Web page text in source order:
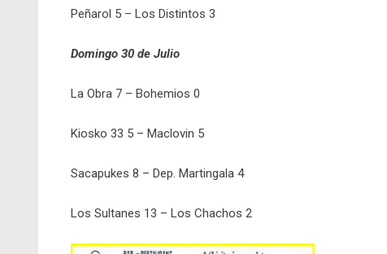
Peñarol 5 – Los Distintos 3
Domingo 30 de Julio
La Obra 7 – Bohemios 0
Kiosko 33 5 – Maclovin 5
Sacapukes 8 – Dep. Martingala 4
Los Sultanes 13 – Los Chachos 2